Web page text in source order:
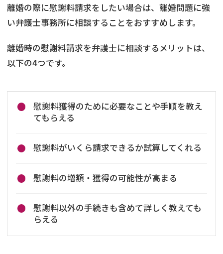
離婚の際に慰謝料請求をしたい場合は、離婚問題に強
い弁護士事務所に相談することをおすすめします。
離婚時の慰謝料請求を弁護士に相談するメリットは、
以下の4つです。
慰謝料獲得のために必要なことや手順を教え
てもらえる
慰謝料がいくら請求できるか試算してくれる
慰謝料の増額・獲得の可能性が高まる
慰謝料以外の手続きも含めて詳しく教えても
らえる